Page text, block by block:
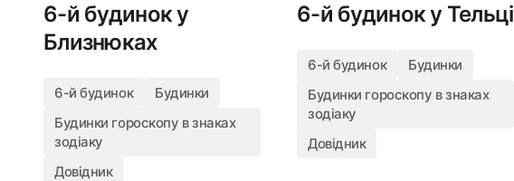
6-й будинок у
Близнюках
6-й будинок
Будинки
Будинки гороскопу в знаках
зодіаку
Довідник
6-й будинок у Тельці
6-й будинок
Будинки
Будинки гороскопу в знаках
зодіаку
Довідник